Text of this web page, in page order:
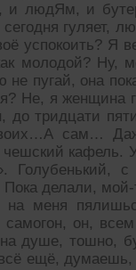
людЯм, и
гуляет,
успокоить?
молодой? Ну,
пугай, она
я? Не, я
до тридцати
сам…
кафель.
Голубенький,
делали,
меня
он,
душе, тошно,
всё ещё,